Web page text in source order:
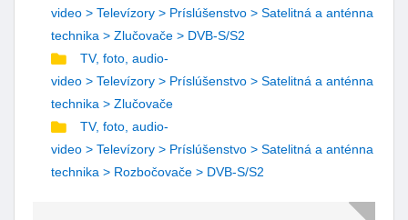
video > Televízory > Príslúšenstvo > Satelitná a anténna
technika > Zlučovače > DVB-S/S2
TV, foto, audio-
video > Televízory > Príslúšenstvo > Satelitná a anténna
technika > Zlučovače
TV, foto, audio-
video > Televízory > Príslúšenstvo > Satelitná a anténna
technika > Rozbočovače > DVB-S/S2